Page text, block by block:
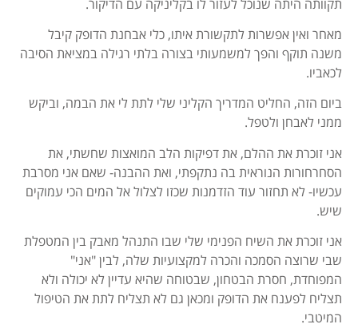
תקוותה היתה שנוכל לעזור לו בקליניקה עם הדיקור.
מאחר ואין אפשרות לתקשורת איתו, כלי אבחנת הדופק קיבל
משנה תוקף והפך למשמעותי בצורה בלתי רגילה במציאת הסיבה
לכאביו.
ביום הזה, החליט המדריך הקליני שלי לתת לי את הבמה, וביקש
ממני לאבחן ולטפל.
אני זוכרת את ההלם, את דפיקות הלב המואצות שחשתי, את
הסחרחורות הנוראית בה נתקפתי, ואת ההבנה- שאם אני מסרבת
עכשיו- לא תחזור עוד הזדמנות שכזו לצלול אל המים הכי עמוקים
שיש.
אני זוכרת את השיח הפנימי שלי שבו התנהל מאבק בין המטפלת
שבי שרוצה הסמכה והכרה למקצועיות שלה, לבין "אני"
המפוחדת, חסרת הבטחון, שבטוחה שהיא עדיין לא יכולה ולא
תצליח לפענח את הדופק ומכאן גם לא תצליח לתת את הטיפול
המיטבי.